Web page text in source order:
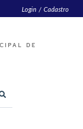
Login / Cadastro